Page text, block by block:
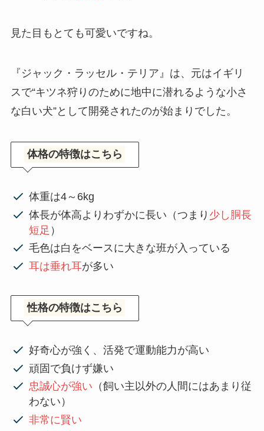
見た目もとても可愛いですね。
『ジャック・ラッセル・テリア』は、元はイギリ
スで“キツネ狩りのために地中に潜れるような小さ
な白い犬”として開発されたのが始まりでした。
体格の特徴はこちら
体重は4～6kg
体長が体高よりわずかに長い（つまり 少し胴長
短足 ）
毛色は白をベースに大きな班が入っている
耳は垂れ耳が多い
性格の特徴はこちら
好奇心が強く、活発で運動能力が高い
頑固で負けず嫌い
忠誠心が強い （飼い主以外の人間にはあまり従
わない）
非常に賢い